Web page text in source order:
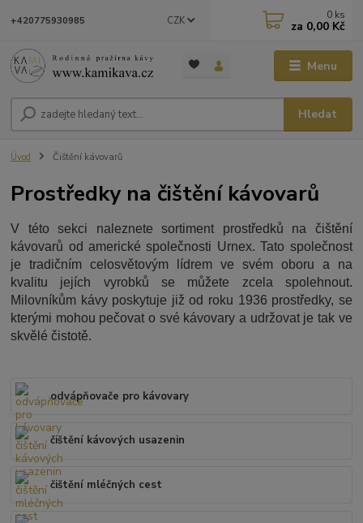
Menu
CZK
Hledat
+420775930985 0 ks
za 0,00 Kč
Úvod Čištění kávovarů
Prostředky na čištění kávovarů
V této sekci naleznete sortiment prostředků na čištění
kávovarů od americké společnosti Urnex. Tato společnost
je tradičním celosvětovým lídrem ve svém oboru a na
kvalitu jejích vyrobků se můžete zcela spolehnout.
Milovníkům kávy poskytuje již od roku 1936 prostředky, se
kterými mohou pečovat o své kávovary a udržovat je tak ve
skvělé čistotě.
odvápňovače pro kávovary
čištění kávových usazenin
čištění mléčných cest